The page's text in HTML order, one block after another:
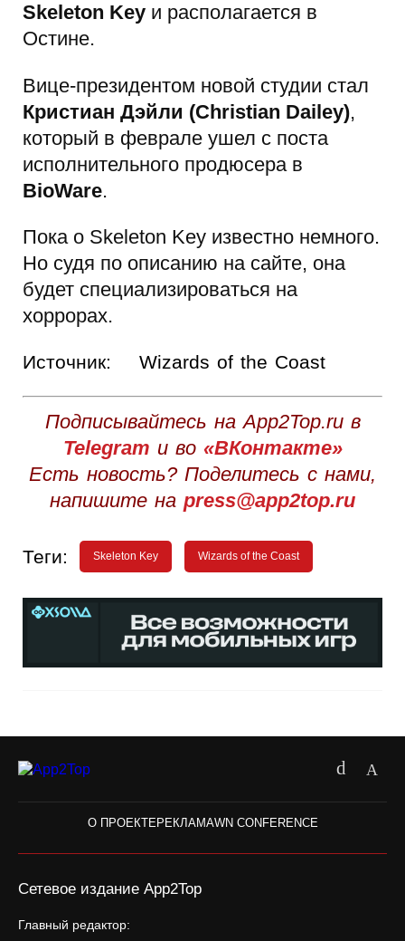
Skeleton Key и располагается в
Остине.
Вице-президентом новой студии стал
Кристиан Дэйли (Christian Dailey),
который в феврале ушел с поста
исполнительного продюсера в
BioWare.
Пока о Skeleton Key известно немного.
Но судя по описанию на сайте, она
будет специализироваться на
хоррорах.
Источник: Wizards of the Coast
Подписывайтесь на App2Top.ru в
Telegram и во «ВКонтакте»
Есть новость? Поделитесь с нами,
напишите на press@app2top.ru
Теги: Skeleton Key Wizards of the Coast
О ПРОЕКТЕРЕКЛАМАWN CONFERENCE
Сетевое издание App2Top
Главный редактор: